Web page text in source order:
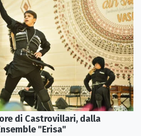
di Castrovillari, dalla
"Erisa"